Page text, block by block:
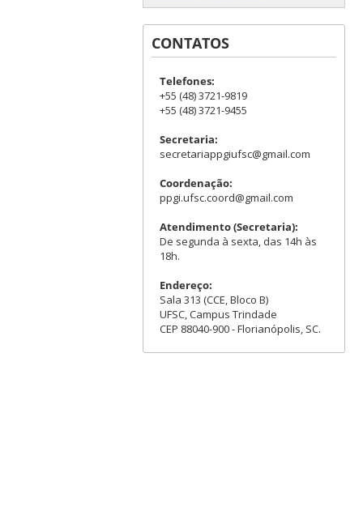
CONTATOS
Telefones:
+55 (48) 3721-9819
+55 (48) 3721-9455
Secretaria:
secretariappgiufsc@gmail.com
Coordenação:
ppgi.ufsc.coord@gmail.com
Atendimento (Secretaria):
De segunda à sexta, das 14h às
18h.
Endereço:
Sala 313 (CCE, Bloco B)
UFSC, Campus Trindade
CEP 88040-900 - Florianópolis, SC.